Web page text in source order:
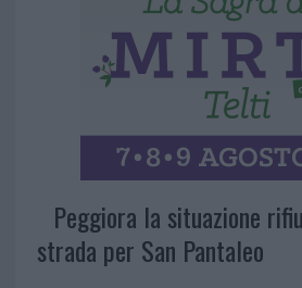
Peggiora la situazione
strada per San Pantaleo